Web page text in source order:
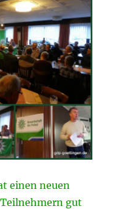
einen neuen
gut